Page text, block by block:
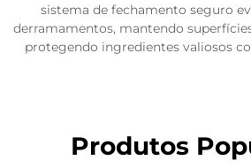
sistema de fechamento seguro
derramamentos, mantendo
protegendo ingredientes valiosos
Produtos